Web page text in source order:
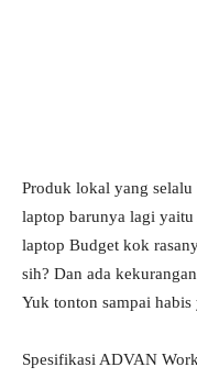
Produk lokal yang
laptop barunya lagi
laptop Budget kok
sih? Dan ada
Yuk tonton sampai
Spesifikasi ADVAN